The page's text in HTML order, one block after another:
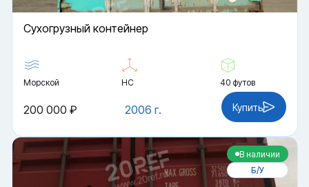
Cухогрузный контейнер
Морской HC 40 футов
2006 г.
200 000 ₽ Купить
В наличии
Б/У